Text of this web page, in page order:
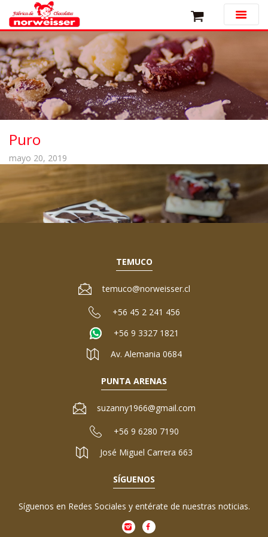
Puro
mayo 20, 2019
TEMUCO
temuco@norweisser.cl
+56 45 2 241 456
+56 9 3327 1821
Av. Alemania 0684
PUNTA ARENAS
suzanny1966@gmail.com
+56 9 6280 7190
José Miguel Carrera 663
SÍGUENOS
Síguenos en Redes Sociales y entérate de nuestras noticias.